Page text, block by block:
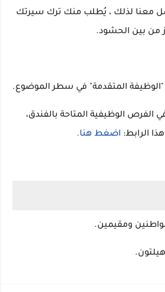
معنا لذلك ، يُطلب منك ترك سيرتك
من بين الحشود.
"الوظيفة المتقدمة" في سطر الموضوع.
الفرص الوظيفية المتاحة بالفندق،
الرابط: اضغط هنا.
ومقيمين.